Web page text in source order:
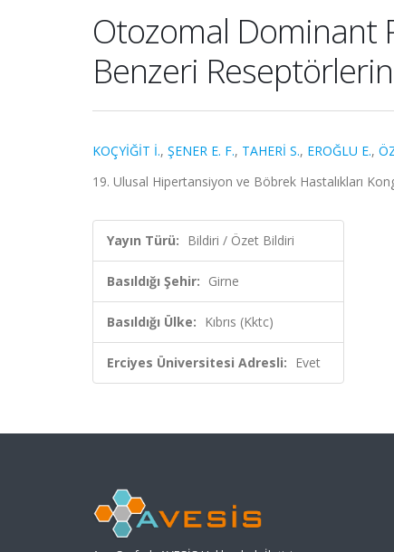
Otozomal Dominant
Benzeri
KOÇYİĞİT İ., ŞENER E. F., TAHERİ S., EROĞLU E.,
19. Ulusal Hipertansiyon ve Böbrek Hastalıkları
Yayın Türü: Bildiri / Özet Bildiri
Basıldığı Şehir: Girne
Basıldığı Ülke: Kıbrıs (Kktc)
Erciyes Üniversitesi Adresli: Evet